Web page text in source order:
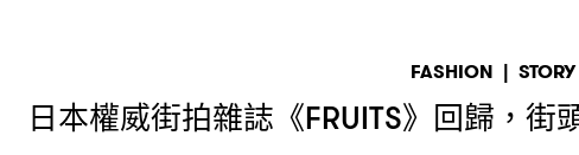
FASHION | STORY
日本權威街拍雜誌《FRUITS》回歸 ， 街